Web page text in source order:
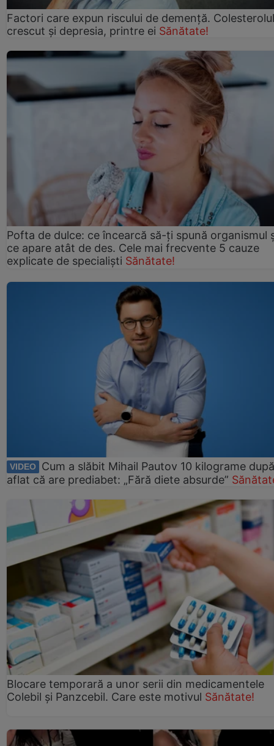
Factori care expun riscului de demență. Colesterolul
crescut şi depresia, printre ei Sănătate!
Pofta de dulce: ce încearcă să-ți spună organismul
ce apare atât de des. Cele mai frecvente 5 cauze
explicate de specialiști Sănătate!
VIDEO
Cum a slăbit Mihail Pautov 10 kilograme
aflat că are prediabet: „Fără diete absurde”
Blocare temporară a unor serii din medicamentele
Colebil și Panzcebil. Care este motivul Sănătate!